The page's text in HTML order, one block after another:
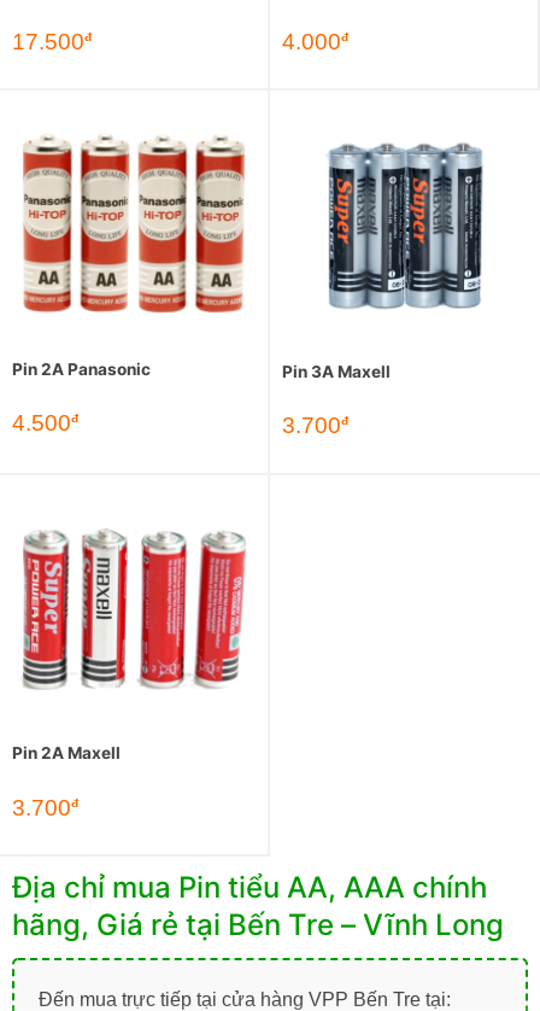
17.500đ 4.000đ
Pin 2A Panasonic
4.500đ
Pin 3A Maxell
3.700đ
Pin 2A Maxell
3.700đ
Địa chỉ mua Pin tiểu AA, AAA chính
hãng, Giá rẻ tại Bến Tre – Vĩnh Long
Đến mua trực tiếp tại cửa hàng VPP Bến Tre tại: